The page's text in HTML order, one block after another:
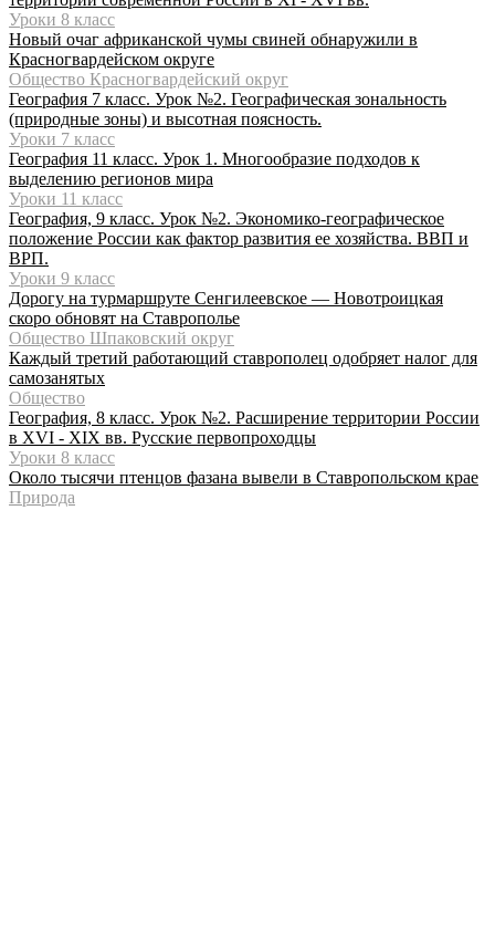
Уроки 8 класс
Новый очаг африканской чумы свиней обнаружили в
Красногвардейском округе
Общество Красногвардейский округ
География 7 класс. Урок №2. Географическая зональность
(природные зоны) и высотная поясность.
Уроки 7 класс
География 11 класс. Урок 1. Многообразие подходов к
выделению регионов мира
Уроки 11 класс
География, 9 класс. Урок №2. Экономико-географическое
положение России как фактор развития ее хозяйства. ВВП и
ВРП.
Уроки 9 класс
Дорогу на турмаршруте Сенгилеевское — Новотроицкая
скоро обновят на Ставрополье
Общество Шпаковский округ
Каждый третий работающий ставрополец одобряет налог для
самозанятых
Общество
География, 8 класс. Урок №2. Расширение территории России
в XVI - XIX вв. Русские первопроходцы
Уроки 8 класс
Около тысячи птенцов фазана вывели в Ставропольском крае
Природа